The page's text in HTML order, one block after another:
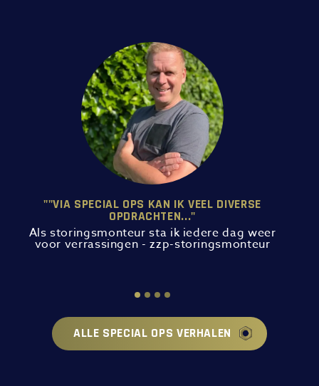
""VIA SPECIAL OPS KAN IK VEEL DIVERSE
OPDRACHTEN..."
Als storingsmonteur sta ik iedere dag weer
voor verrassingen - zzp-storingsmonteur
ALLE SPECIAL OPS VERHALEN